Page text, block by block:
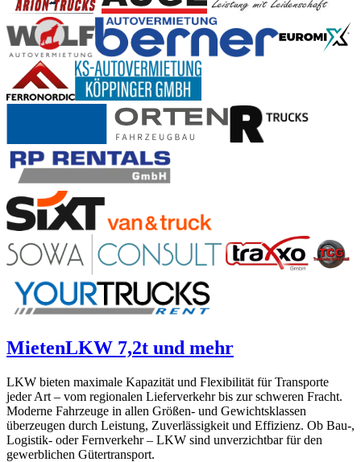
MietenLKW 7,2t und mehr
LKW bieten maximale Kapazität und Flexibilität für Transporte
jeder Art – vom regionalen Lieferverkehr bis zur schweren Fracht.
Moderne Fahrzeuge in allen Größen- und Gewichtsklassen
überzeugen durch Leistung, Zuverlässigkeit und Effizienz. Ob Bau-,
Logistik- oder Fernverkehr – LKW sind unverzichtbar für den
gewerblichen Gütertransport.